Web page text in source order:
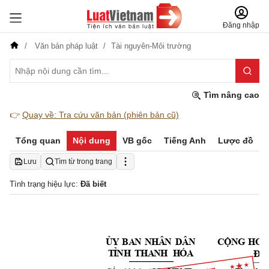
Đăng nhập
Văn bản pháp luật Tài nguyên-Môi trường
Tìm nâng cao
👉 Quay về: Tra cứu văn bản (phiên bản cũ)
Tổng quan Nội dung VB gốc Tiếng Anh Lược đồ
Lưu Tìm từ trong trang
Tình trạng hiệu lực: Đã biết
ỦY BAN NHÂN DÂN
TỈNH THANH HÓA
CỘNG HO
Độ